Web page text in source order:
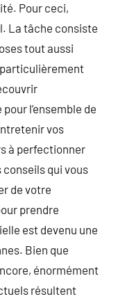
Pour ceci,
La tâche consiste
tout aussi
l’ensemble de
vos
à perfectionner
qui vous
de votre
prendre
est devenu une
Bien que
énormément
résultent